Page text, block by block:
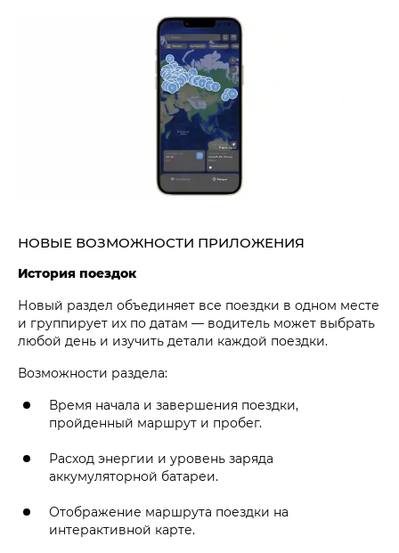
НОВЫЕ ВОЗМОЖНОСТИ ПРИЛОЖЕНИЯ
История поездок
Новый раздел объединяет все поездки в одном месте
и группирует их по датам — водитель может выбрать
любой день и изучить детали каждой поездки.
Возможности раздела:
Время начала и завершения поездки,
пройденный маршрут и пробег.
Расход энергии и уровень заряда
аккумуляторной батареи.
Отображение маршрута поездки на
интерактивной карте.